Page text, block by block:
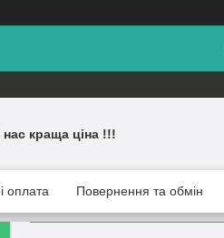
краща ціна !!!
оплата Повернення та обмін